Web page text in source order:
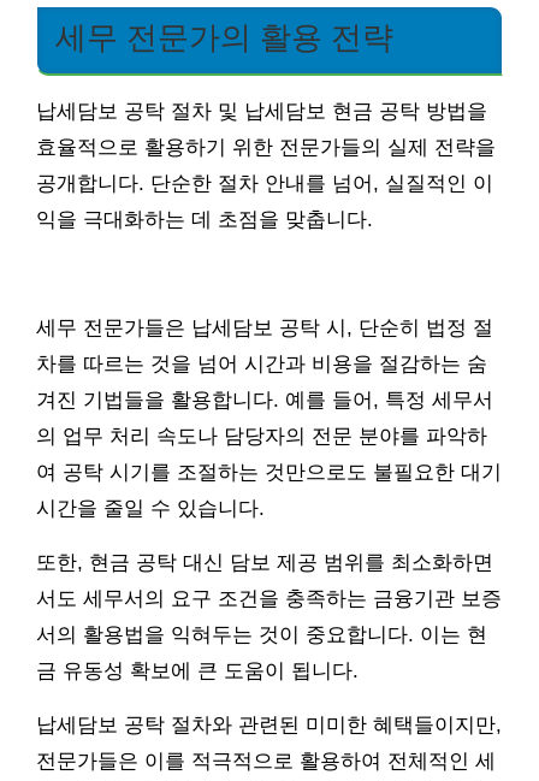
세무 전문가의 활용 전략
납세담보 공탁 절차 및 납세담보 현금 공탁 방법을
효율적으로 활용하기 위한 전문가들의 실제 전략을
공개합니다. 단순한 절차 안내를 넘어, 실질적인 이
익을 극대화하는 데 초점을 맞춥니다.
세무 전문가들은 납세담보 공탁 시, 단순히 법정 절
차를 따르는 것을 넘어 시간과 비용을 절감하는 숨
겨진 기법들을 활용합니다. 예를 들어, 특정 세무서
의 업무 처리 속도나 담당자의 전문 분야를 파악하
여 공탁 시기를 조절하는 것만으로도 불필요한 대기
시간을 줄일 수 있습니다.
또한, 현금 공탁 대신 담보 제공 범위를 최소화하면
서도 세무서의 요구 조건을 충족하는 금융기관 보증
서의 활용법을 익혀두는 것이 중요합니다. 이는 현
금 유동성 확보에 큰 도움이 됩니다.
납세담보 공탁 절차와 관련된 미미한 혜택들이지만,
전문가들은 이를 적극적으로 활용하여 전체적인 세